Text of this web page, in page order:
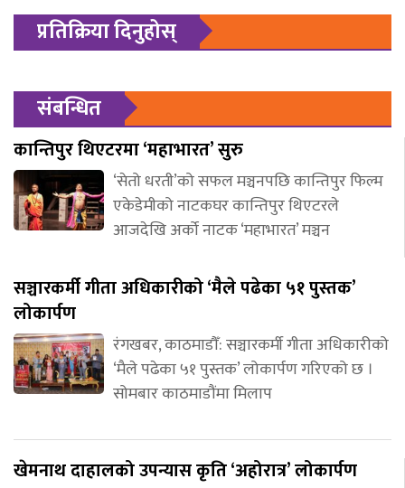
प्रतिक्रिया दिनुहोस्
संबन्धित
कान्तिपुर थिएटरमा ‘महाभारत’ सुरु
‘सेतो धरती’को सफल मञ्चनपछि कान्तिपुर फिल्म
एकेडेमीको नाटकघर कान्तिपुर थिएटरले
आजदेखि अर्को नाटक ‘महाभारत’ मञ्चन
सञ्चारकर्मी गीता अधिकारीको ‘मैले पढेका ५१ पुस्तक’
लोकार्पण
रंगखबर, काठमाडौँ: सञ्चारकर्मी गीता अधिकारीको
‘मैले पढेका ५१ पुस्तक’ लोकार्पण गरिएको छ ।
सोमबार काठमाडौंमा मिलाप
खेमनाथ दाहालको उपन्यास कृति ‘अहोरात्र’ लोकार्पण